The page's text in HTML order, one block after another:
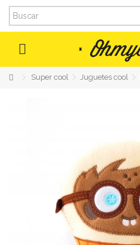
Super cool Juguetes cool